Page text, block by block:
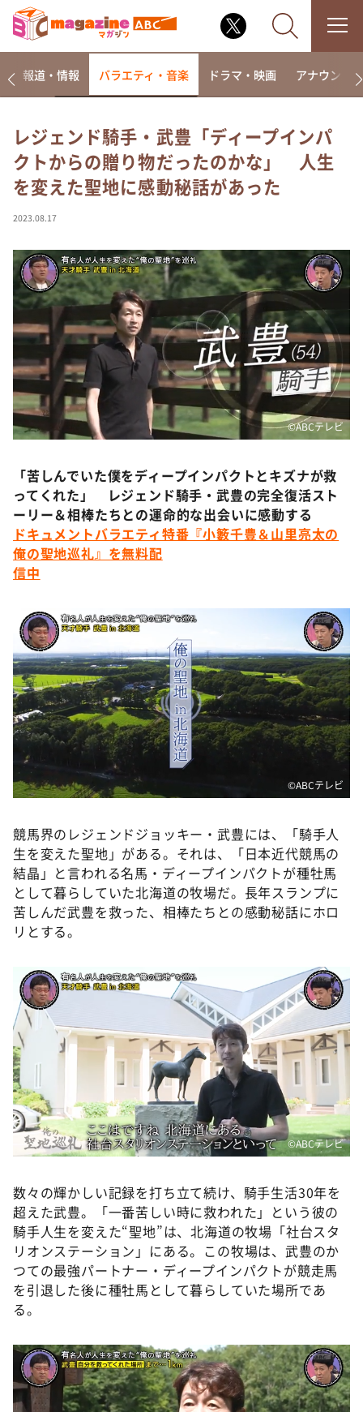
なるみ・岡村の過ぎるTV
相席食堂
これ余談なんですけど・・・
て真剣です
探偵！ナイトスクープ
news おかえり
河合＆A.B.C-Z塚田×福井アナ「なんでやねん！？」
（news おかえり）
DAIGOも台所 ～きょうの献立 何にする？～
本日はダイアンなり！シーズン２
朝だ！生です旅サラダ
ＬＩＦＥ～夢のカタチ～
新婚さんいらっしゃい！
ポツンと一軒家
ザキ山小屋本館
アナ回覧板
報道・情報 バラエティ・音楽 ドラマ・映画 アナウンサー
レジェンド騎手・武豊「ディープインパ
クトからの贈り物だったのかな」 人生
を変えた聖地に感動秘話があった
2023.08.17
©ABCテレビ
「苦しんでいた僕をディープインパクトとキズナが救
ってくれた」 レジェンド騎手・武豊の完全復活スト
ーリー＆相棒たちとの運命的な出会いに感動する
ドキュメントバラエティ特番『小籔千豊＆山里亮太の
俺の聖地巡礼』を無料配
信中
©ABCテレビ
競馬界のレジェンドジョッキー・武豊には、「騎手人
生を変えた聖地」がある。それは、「日本近代競馬の
結晶」と言われる名馬・ディープインパクトが種牡馬
として暮らしていた北海道の牧場だ。長年スランプに
苦しんだ武豊を救った、相棒たちとの感動秘話にホロ
リとする。
©ABCテレビ
数々の輝かしい記録を打ち立て続け、騎手生活30年を
超えた武豊。「一番苦しい時に救われた」という彼の
騎手人生を変えた“聖地”は、北海道の牧場「社台スタ
リオンステーション」にある。この牧場は、武豊のか
つての最強パートナー・ディープインパクトが競走馬
を引退した後に種牡馬として暮らしていた場所であ
る。